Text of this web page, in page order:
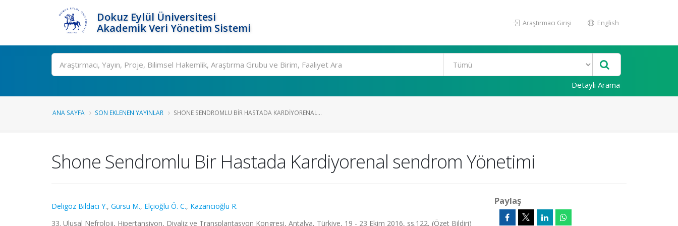
Dokuz Eylül Üniversitesi
Akademik Veri Yönetim Sistemi
Araştırmacı Girişi English
Ara
Detaylı Arama
ANA SAYFA SON EKLENEN YAYINLAR SHONE SENDROMLU BIR HASTADA KARDIYORENAL...
Shone Sendromlu Bir Hastada Kardiyorenal sendrom Yönetimi
Deligöz Bildacı Y., Gürsu M., Elçioğlu Ö. C., Kazancıoğlu R.
33. Ulusal Nefroloji, Hipertansiyon, Diyaliz ve Transplantasyon Kongresi, Antalya, Türkiye, 19 - 23 Ekim 2016, ss.122, (Özet Bildiri)
Paylaş